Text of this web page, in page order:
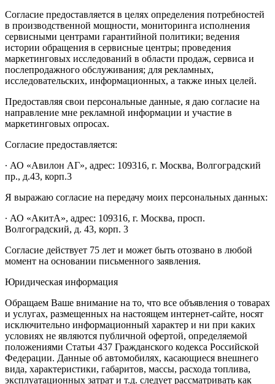
Согласие предоставляется в целях определения потребностей
в производственной мощности, мониторинга исполнения
сервисными центрами гарантийной политики; ведения
истории обращения в сервисные центры; проведения
маркетинговых исследований в области продаж, сервиса и
послепродажного обслуживания; для рекламных,
исследовательских, информационных, а также иных целей.
Предоставляя свои персональные данные, я даю согласие на
направление мне рекламной информации и участие в
маркетинговых опросах.
Согласие предоставляется:
∙ АО «Авилон АГ», адрес: 109316, г. Москва, Волгоградский
пр., д.43, корп.3
Я выражаю согласие на передачу моих персональных данных:
∙ АО «АкитА», адрес: 109316, г. Москва, просп.
Волгоградский, д. 43, корп. 3
Согласие действует 75 лет и может быть отозвано в любой
момент на основании письменного заявления.
Юридическая информация
Обращаем Ваше внимание на то, что все объявления о товарах
и услугах, размещенных на настоящем интернет-сайте, носят
исключительно информационный характер и ни при каких
условиях не являются публичной офертой, определяемой
положениями Статьи 437 Гражданского кодекса Российской
Федерации. Данные об автомобилях, касающиеся внешнего
вида, характеристики, габаритов, массы, расхода топлива,
эксплуатационных затрат и т.д. следует рассматривать как